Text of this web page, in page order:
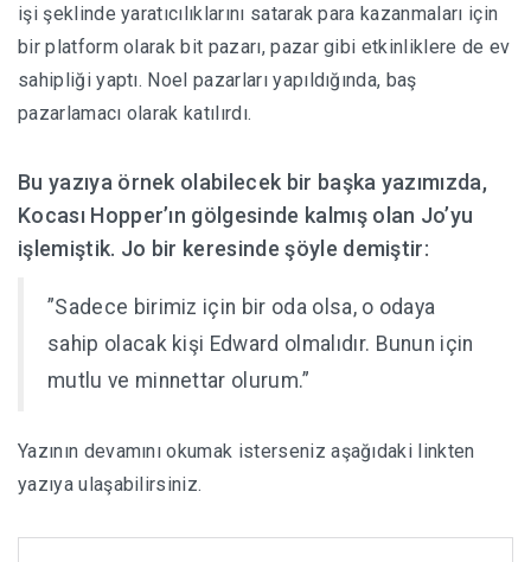
işi şeklinde yaratıcılıklarını satarak para kazanmaları için
bir platform olarak bit pazarı, pazar gibi etkinliklere de ev
sahipliği yaptı. Noel pazarları yapıldığında, baş
pazarlamacı olarak katılırdı.
Bu yazıya örnek olabilecek bir başka yazımızda,
Kocası Hopper’ın gölgesinde kalmış olan Jo’yu
işlemiştik. Jo bir keresinde şöyle demiştir:
”Sadece birimiz için bir oda olsa, o odaya
sahip olacak kişi Edward olmalıdır. Bunun için
mutlu ve minnettar olurum.”
Yazının devamını okumak isterseniz aşağıdaki linkten
yazıya ulaşabilirsiniz.